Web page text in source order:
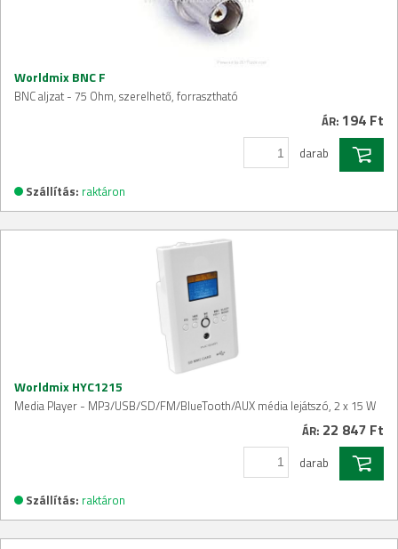
Worldmix BNC F
BNC aljzat - 75 Ohm, szerelhető, forrasztható
ÁR: 194 Ft
darab
Szállítás: raktáron
Worldmix HYC1215
Media Player - MP3/USB/SD/FM/BlueTooth/AUX média lejátszó, 2 x 15 W
ÁR: 22 847 Ft
darab
Szállítás: raktáron